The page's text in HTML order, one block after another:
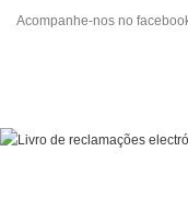
Acompanhe-nos no